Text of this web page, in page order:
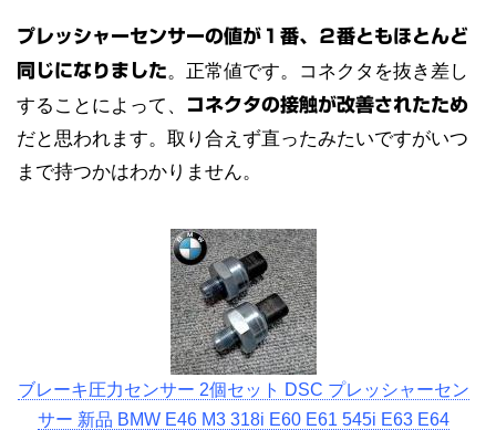
プレッシャーセンサーの値が１番、２番ともほとんど
同じになりました。正常値です。コネクタを抜き差し
することによって、
コネクタの接触が改善されたため
だと思われます。取り合えず直ったみたいですがいつ
まで持つかはわかりません。
ブレーキ圧力センサー 2個セット DSC プレッシャーセン
サー 新品 BMW E46 M3 318i E60 E61 545i E63 E64